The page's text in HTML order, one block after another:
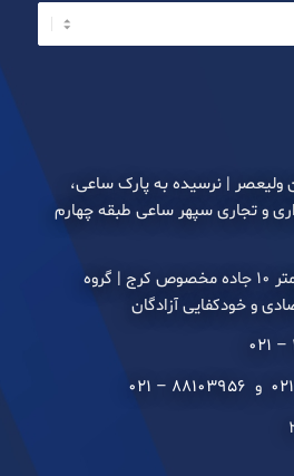
ولیعصر | نرسیده به پارک ساعی،
و تجاری سپهر ساعی طبقه چهارم
تهران | کیلومتر ۱۰ جاده مخصوص کرج | گروه
و خودکفایی آزادگان
و